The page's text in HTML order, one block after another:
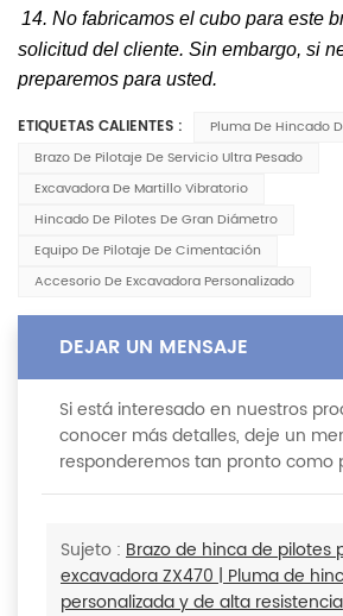
14. No fabricamos el cubo para este
solicitud del cliente. Sin embargo, si
preparemos para usted.
ETIQUETAS CALIENTES :
Pluma De Hincado
Brazo De Pilotaje De Servicio Ultra Pesado
Excavadora De Martillo Vibratorio
Hincado De Pilotes De Gran Diámetro
Equipo De Pilotaje De Cimentación
Accesorio De Excavadora Personalizado
DEJAR UN MENSAJE
Si está interesado en nuestros
conocer más detalles, deje un
responderemos tan pronto como
Sujeto : Brazo de hinca de pilotes
excavadora ZX470 | Pluma de
personalizada y de alta resistencia